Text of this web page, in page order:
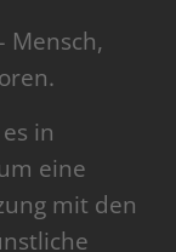
Mensch,
in
eine
mit den